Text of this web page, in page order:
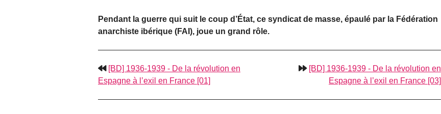
Pendant la guerre qui suit le coup d’État, ce syndicat de masse, épaulé par la Fédération
anarchiste ibérique (FAI), joue un grand rôle.
[BD] 1936-1939 - De la révolution en
Espagne à l’exil en France [01]
[BD] 1936-1939 - De la révolution en
Espagne à l’exil en France [03]